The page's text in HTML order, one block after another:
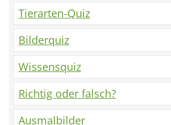
Tierarten-Quiz
Bilderquiz
Wissensquiz
Richtig oder falsch?
Ausmalbilder